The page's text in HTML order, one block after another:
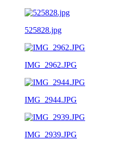
525828.jpg
IMG_2962.JPG
IMG_2944.JPG
IMG_2939.JPG